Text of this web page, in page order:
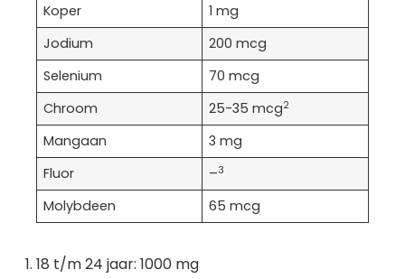
Koper
1 mg
Jodium
200 mcg
Selenium
70 mcg
Chroom
25-35 mcg2
Mangaan
3 mg
Fluor
–3
Molybdeen 65 mcg
18 t/m 24 jaar: 1000 mg